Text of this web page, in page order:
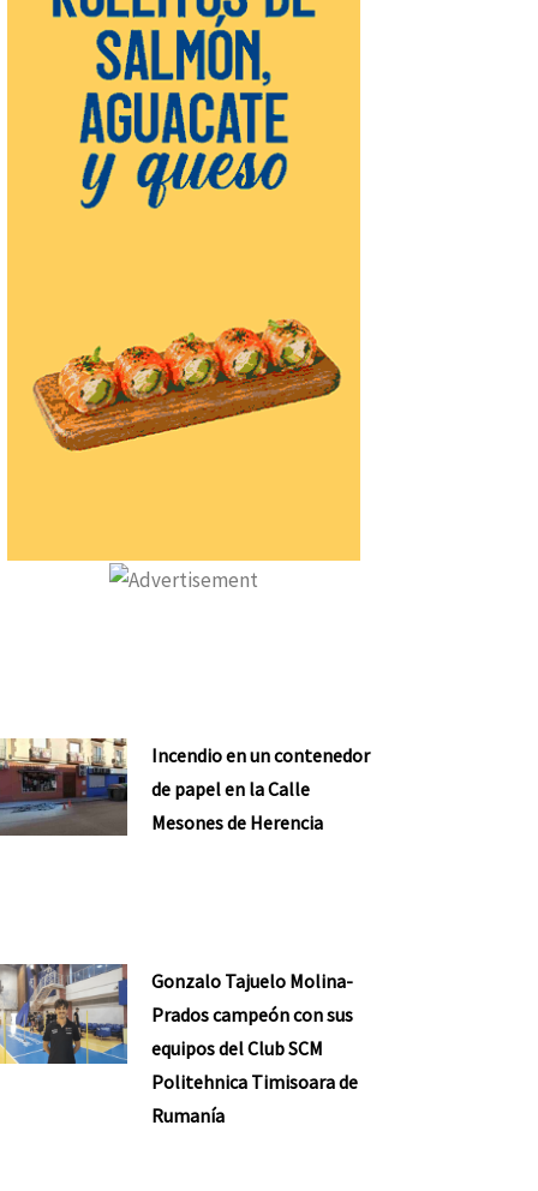
Incendio en un contenedor
de papel en la Calle
Mesones de Herencia
Gonzalo Tajuelo Molina-
Prados campeón con sus
equipos del Club SCM
Politehnica Timisoara de
Rumanía